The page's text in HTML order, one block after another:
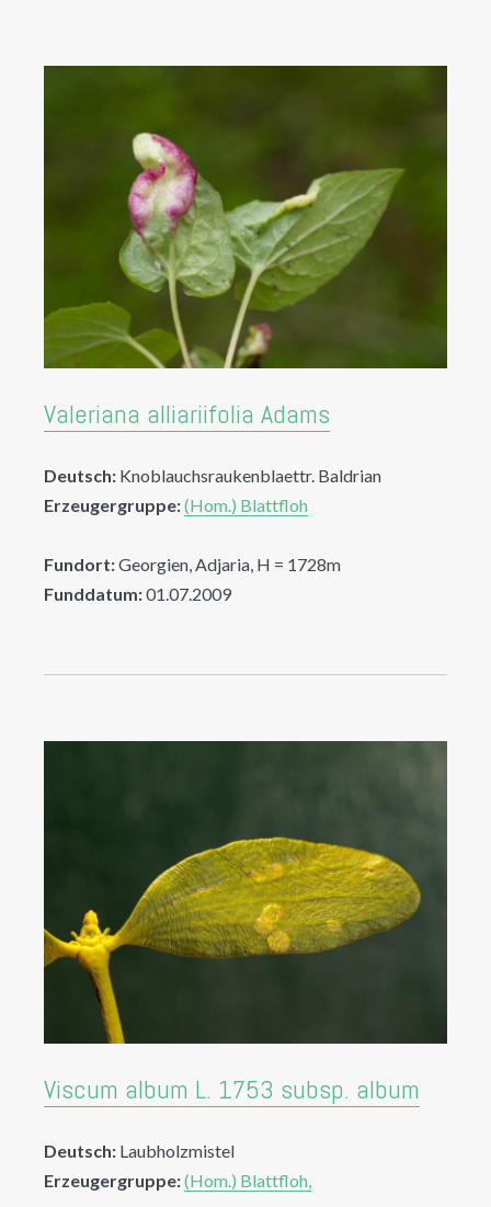
Valeriana alliariifolia Adams
Deutsch: Knoblauchsraukenblaettr. Baldrian
Erzeugergruppe:(Hom.) Blattfloh
Fundort:Georgien, Adjaria, H = 1728m
Funddatum:01.07.2009
Viscum album L. 1753 subsp. album
Deutsch: Laubholzmistel
Erzeugergruppe:(Hom.) Blattfloh,